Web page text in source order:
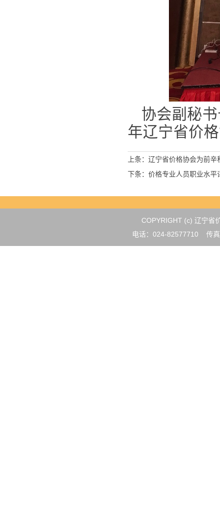
协会副秘
年辽宁省价
上条： 辽宁省价格协会为前辛
下条： 价格专业人员职业水平
COPYRIGHT (c) 辽宁
电话：024-82577710 传